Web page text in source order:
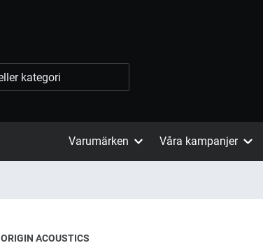
Varumärken Våra kampanjer
ORIGIN ACOUSTICS